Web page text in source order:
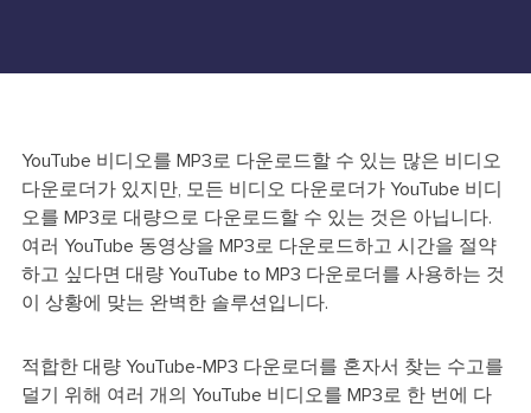
YouTube 비디오를 MP3로 다운로드할 수 있는 많은 비디오
다운로더가 있지만, 모든 비디오 다운로더가 YouTube 비디
오를 MP3로 대량으로 다운로드할 수 있는 것은 아닙니다.
여러 YouTube 동영상을 MP3로 다운로드하고 시간을 절약
하고 싶다면 대량 YouTube to MP3 다운로더를 사용하는 것
이 상황에 맞는 완벽한 솔루션입니다.
적합한 대량 YouTube-MP3 다운로더를 혼자서 찾는 수고를
덜기 위해 여러 개의 YouTube 비디오를 MP3로 한 번에 다